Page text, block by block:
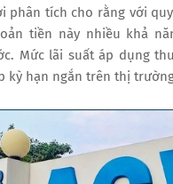
phân tích cho rằng với
tiền này nhiều khả
Mức lãi suất áp dụng
kỳ hạn ngắn trên thị